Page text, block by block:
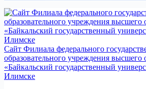
Сайт Филиала федерального
образовательного учреждения высшего
«Байкальский государственный
Илимске